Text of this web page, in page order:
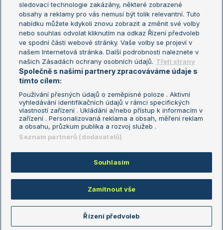
Turnaj mistryň
Aktualní trendy
Fotbalové přestupy
Livesport Daily
LS Prague Open
Podmínky užití
Nastavení soukromí
GDPR a žurnalistika
Reklama
Kontakt
Informace o zpracování osobních
údajů
Copyright © 2008-2026 TenisPortal.cz. Využíváme zpravodajství ČTK.
sledovací technologie zakázány, některé zobrazené
obsahy a reklamy pro vás nemusí být tolik relevantní. Tuto
nabídku můžete kdykoli znovu zobrazit a změnit své volby
nebo souhlas odvolat kliknutím na odkaz Řízení předvoleb
ve spodní části webové stránky. Vaše volby se projeví v
našem Internetová stránka. Další podrobnosti naleznete v
našich Zásadách ochrany osobních údajů. Třetí strany
Společně s našimi partnery zpracováváme údaje s
tímto cílem:
Používání přesných údajů o zeměpisné poloze . Aktivní
vyhledávání identifikačních údajů v rámci specifických
vlastností zařízení . Ukládání a/nebo přístup k informacím v
zařízení . Personalizovaná reklama a obsah, měření reklam
a obsahu, průzkum publika a rozvoj služeb .
Seznam partnerů (dodavatelů)
Souhlasím
Zamítnout vše
Řízení předvoleb